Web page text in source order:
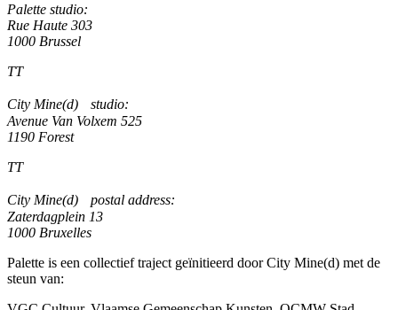
Palette studio:
Rue Haute 303
1000 Brussel
TT
City Mine(d) studio:
Avenue Van Volxem 525
1190 Forest
TT
City Mine(d) postal address:
Zaterdagplein 13
1000 Bruxelles
Palette is een collectief traject geïnitieerd door City Mine(d) met de
steun van: